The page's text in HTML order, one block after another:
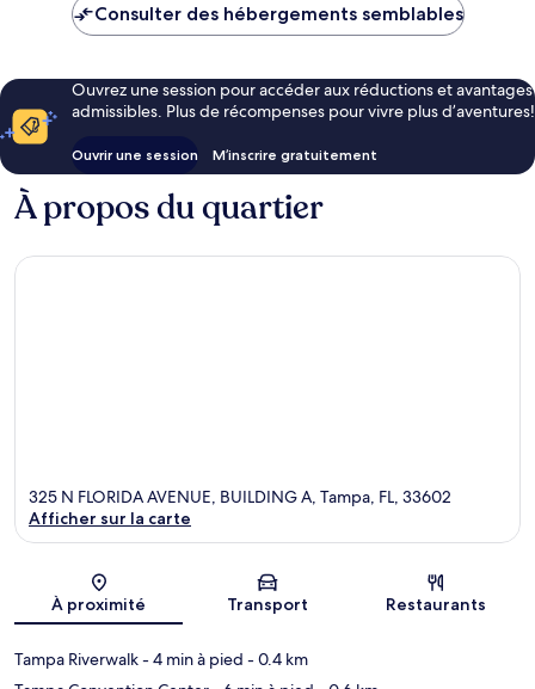
Consulter des hébergements semblables
Ouvrez une session pour accéder aux réductions et avantages
admissibles. Plus de récompenses pour vivre plus d’aventures!
Ouvrir une session M’inscrire gratuitement
À propos du quartier
Carte
325 N FLORIDA AVENUE, BUILDING A, Tampa, FL, 33602
Afficher sur la carte
À proximité Transport Restaurants
Tampa Riverwalk- 4 min à pied - 0.4 km